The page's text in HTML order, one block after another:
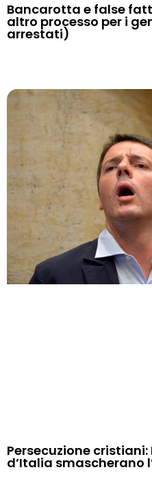
Bancarotta e false
altro processo per i
arrestati)
Persecuzione
d’Italia smascherano